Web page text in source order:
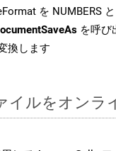
を NUMBERS
を呼び
換します
イルをオン